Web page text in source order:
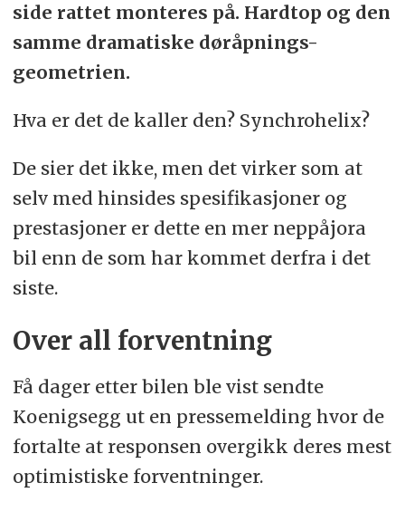
side rattet monteres på. Hardtop og den
samme dramatiske døråpnings-
geometrien.
Hva er det de kaller den? Synchrohelix?
De sier det ikke, men det virker som at
selv med hinsides spesifikasjoner og
prestasjoner er dette en mer neppåjora
bil enn de som har kommet derfra i det
siste.
Over all forventning
Få dager etter bilen ble vist sendte
Koenigsegg ut en pressemelding hvor de
fortalte at responsen overgikk deres mest
optimistiske forventninger.